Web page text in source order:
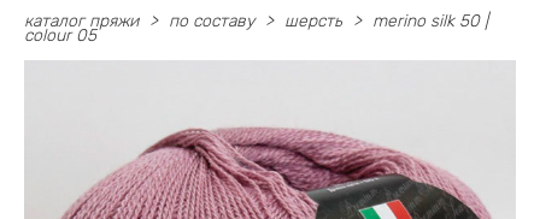
каталог пряжи > по составу > шерсть >
merino silk 50 |
colour 05